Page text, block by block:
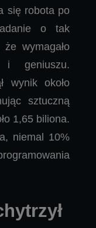
się robota po
o tak
wymagało
geniuszu.
wynik około
sztuczną
1,65 biliona.
niemal 10%